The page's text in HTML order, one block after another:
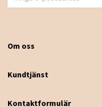
Om oss
Kundtjänst
Kontaktformulär